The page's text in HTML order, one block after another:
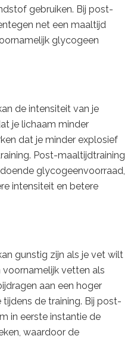
gebruiken. Bij post-
net een maaltijd
glycogeen
de intensiteit van je
je lichaam minder
dat je minder explosief
Post-maaltijdtraining
glycogeenvoorraad,
intensiteit en betere
gunstig zijn als je vet wilt
vetten als
aan een hoger
de training. Bij post-
in eerste instantie de
waardoor de